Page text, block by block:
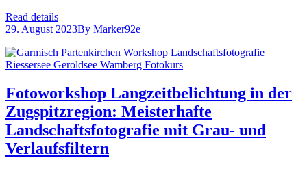
Read details
29. August 2023By Marker92e
Fotoworkshop Langzeitbelichtung in der
Zugspitzregion: Meisterhafte
Landschaftsfotografie mit Grau- und
Verlaufsfiltern